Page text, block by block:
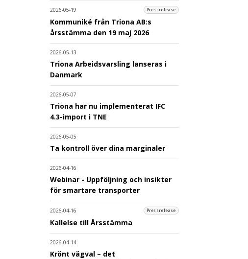
2026-05-19 Pressrelease
Kommuniké från Triona AB:s
årsstämma den 19 maj 2026
2026-05-13
Triona Arbeidsvarsling lanseras i
Danmark
2026-05-07
Triona har nu implementerat IFC
4.3-import i TNE
2026-05-05
Ta kontroll över dina marginaler
2026-04-16
Webinar - Uppföljning och insikter
för smartare transporter
2026-04-16 Pressrelease
Kallelse till Årsstämma
2026-04-14
Krönt vägval – det